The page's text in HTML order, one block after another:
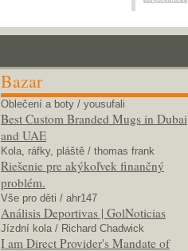
Bazar
Oblečení a boty / yousufali
Best Custom Branded Mugs in Dubai
and UAE
Kola, ráfky, pláště / thomas frank
Riešenie pre akýkoľvek finančný
problém.
Vše pro děti / ahr147
Análisis Deportivas | GolNoticias
Jízdní kola / Richard Chadwick
I am Direct Provider's Mandate of